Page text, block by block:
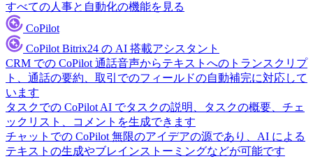
すべての人事と自動化の機能を見る
CoPilot
CoPilot Bitrix24 の AI 搭載アシスタント
CRM での CoPilot 通話音声からテキストへのトランスクリプ
ト、通話の要約、取引でのフィールドの自動補完に対応して
います
タスクでの CoPilot AI でタスクの説明、タスクの概要、チェ
ックリスト、コメントを生成できます
チャットでの CoPilot 無限のアイデアの源であり、AI による
テキストの生成やブレインストーミングなどが可能です